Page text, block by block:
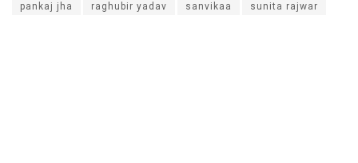
pankaj jha raghubir yadav sanvikaa sunita rajwar